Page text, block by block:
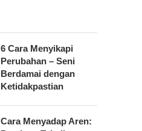
6 Cara Menyikapi
Perubahan – Seni
Berdamai dengan
Ketidakpastian
Cara Menyadap Aren: